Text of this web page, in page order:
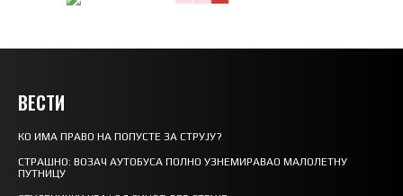
ВЕСТИ
КО ИМА ПРАВО НА ПОПУСТЕ ЗА СТРУЈУ?
СТРАШНО: ВОЗАЧ АУТОБУСА ПОЛНО УЗНЕМИРАВАО МАЛОЛЕТНУ
ПУТНИЦУ